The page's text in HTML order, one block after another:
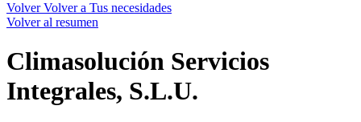
Volver Volver a Tus necesidades
Volver al resumen
Climasolución Servicios
Integrales, S.L.U.